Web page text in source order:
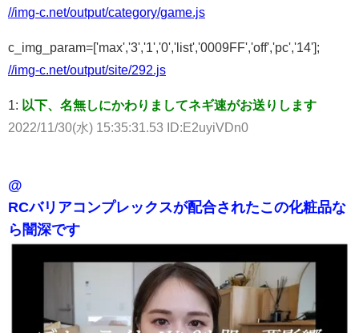
//img-c.net/output/category/game.js
c_img_param=['max','3','1','0','list','0009FF','off','pc','14'];
//img-c.net/output/site/292.js
1: 以下、名無しにかわりましてネギ速がお送りします
2022/11/30(水) 15:35:31.53 ID:E2uyiVDn0
@
RCバリアコンプレックスが配合されたこの化粧品な
ら闇深です